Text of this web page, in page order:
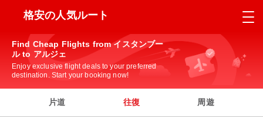
格安の人気ルート
Find Cheap Flights from イスタンブー
ル to アルジェ
Enjoy exclusive flight deals to your preferred
destination. Start your booking now!
片道 往復 周遊